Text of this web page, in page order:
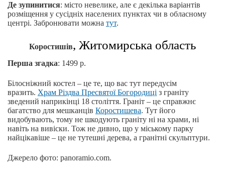
Де зупинитися: місто невелике, але є декілька варіантів
розміщення у сусідніх населених пунктах чи в обласному
центрі. Забронювати можна тут.
Коростишів, Житомирська область
Перша згадка: 1499 р.
Білосніжний костел – це те, що вас тут передусім
вразить. Храм Різдва Пресвятої Богородиці з граніту
зведений наприкінці 18 століття. Граніт – це справжнє
багатство для мешканців Коростишева. Тут його
видобувають, тому не шкодують граніту ні на храми, ні
навіть на вивіски. Тож не дивно, що у міському парку
найцікавіше – це не тутешні дерева, а гранітні скульптури.
Джерело фото: panoramio.com.